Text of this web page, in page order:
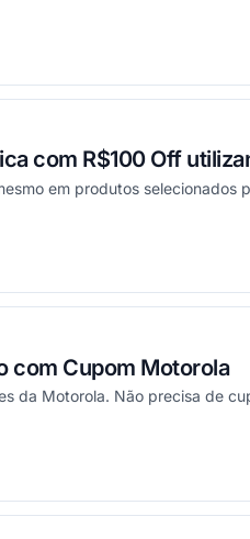
com R$100 Off
em produtos selecionados
com Cupom Motorola
da Motorola. Não precisa de